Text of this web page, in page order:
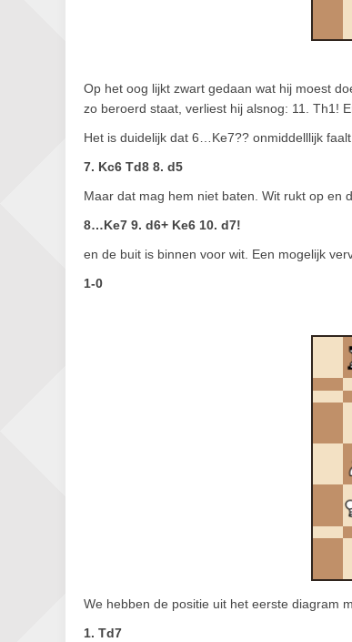
Op het oog lijkt zwart gedaan wat hij moest
zo beroerd staat, verliest hij alsnog: 11. Th1!
Het is duidelijk dat 6…Ke7?? onmiddelllijk
7. Kc6 Td8 8. d5
Maar dat mag hem niet baten. Wit rukt op en
8…Ke7 9. d6+ Ke6 10. d7!
en de buit is binnen voor wit. Een mogelijk
1-0
We hebben de positie uit het eerste diagram
1. Td7